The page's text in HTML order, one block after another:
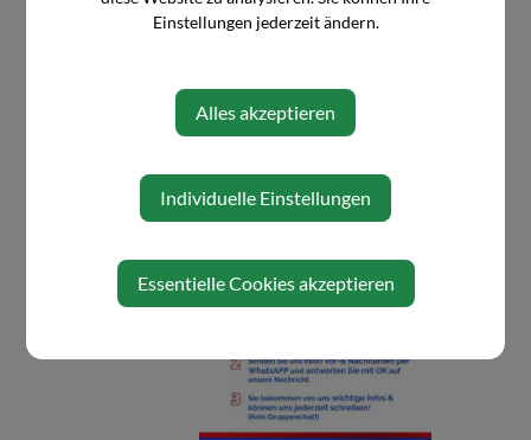
Einstellungen jederzeit ändern.
Alles akzeptieren
Individuelle Einstellungen
Essentielle Cookies akzeptieren